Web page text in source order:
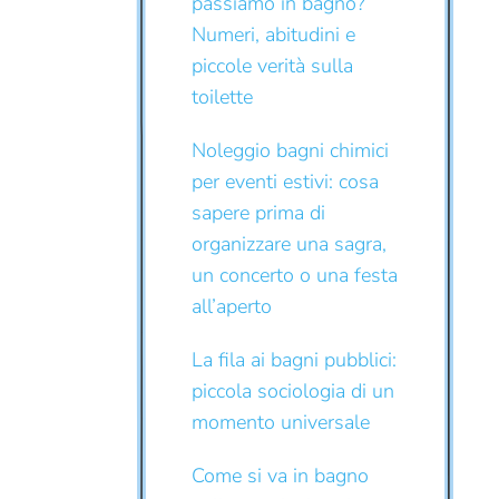
Numeri, abitudini e
piccole verità sulla
toilette
Noleggio bagni chimici
per eventi estivi: cosa
sapere prima di
organizzare una sagra,
un concerto o una festa
all’aperto
La fila ai bagni pubblici:
piccola sociologia di un
momento universale
Come si va in bagno